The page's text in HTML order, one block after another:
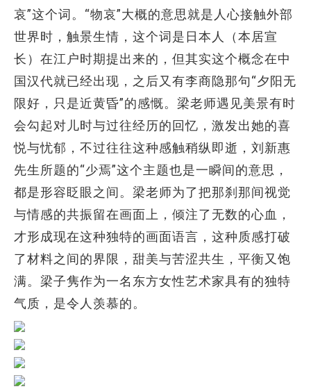
哀”这个词。“物哀”大概的意思就是人心接触外部
世界时，触景生情，这个词是日本人（本居宣
长）在江户时期提出来的，但其实这个概念在中
国汉代就已经出现，之后又有李商隐那句“夕阳无
限好，只是近黄昏”的感慨。梁老师遇见美景有时
会勾起对儿时与过往经历的回忆，激发出她的喜
悦与忧郁，不过往往这种感触稍纵即逝，刘新惠
先生所题的“少焉”这个主题也是一瞬间的意思，
都是形容眨眼之间。梁老师为了把那刹那间视觉
与情感的共振留在画面上，倾注了无数的心血，
才形成现在这种独特的画面语言，这种质感打破
了材料之间的界限，甜美与苦涩共生，平衡又饱
满。梁子隽作为一名东方女性艺术家具有的独特
气质，是令人羡慕的。